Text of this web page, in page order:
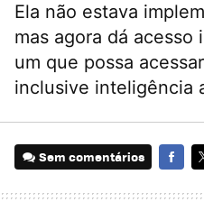
Ela não estava
mas agora dá
um que possa
inclusive inteligência
Sem comentários